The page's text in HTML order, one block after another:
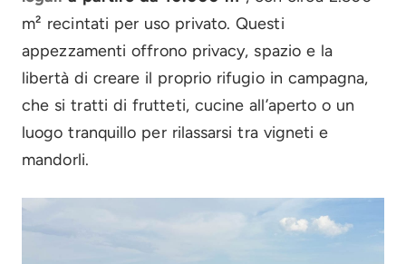
m² recintati per uso privato. Questi
appezzamenti offrono privacy, spazio e la
libertà di creare il proprio rifugio in campagna,
che si tratti di frutteti, cucine all’aperto o un
luogo tranquillo per rilassarsi tra vigneti e
mandorli.